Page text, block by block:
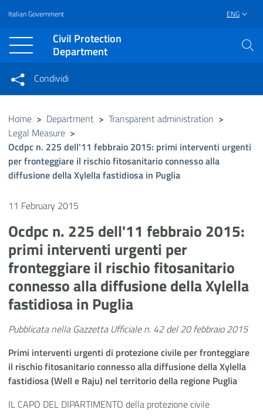
Vai al contenuto principale
Raggiungi il piè di pagina
Italian Government ENG
Civil Protection
Department
Condividi su Facebook
Condividi su Twitter
Condividi
Condividi sui social network
Home > Department > Transparent administration >
Legal Measure >
Ocdpc n. 225 dell'11 febbraio 2015: primi interventi urgenti
per fronteggiare il rischio fitosanitario connesso alla
diffusione della Xylella fastidiosa in Puglia
11 February 2015
Ocdpc n. 225 dell'11 febbraio 2015:
primi interventi urgenti per
fronteggiare il rischio fitosanitario
connesso alla diffusione della Xylella
fastidiosa in Puglia
Pubblicata nella Gazzetta Ufficiale n. 42 del 20 febbraio 2015
Primi interventi urgenti di protezione civile per fronteggiare
il rischio fitosanitario connesso alla diffusione della Xylella
fastidiosa (Well e Raju) nel territorio della regione Puglia
IL CAPO DEL DIPARTIMENTO della protezione civile